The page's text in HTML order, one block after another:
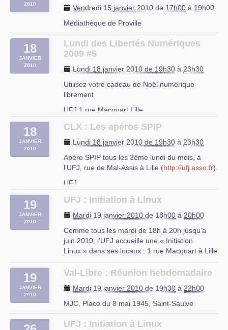
2010
Vendredi 15 janvier 2010 de 17h00 à 19h00
Médiathèque de Proville
18
JANVIER
2010
Lundi des Libertés Numériques
2009 #5
Lundi 18 janvier 2010 de 19h30 à 23h30
Utilisez votre cadeau de Noël numérique
librement
UFJ 1 rue Macquart Lille
18
JANVIER
2010
CLX : Les apéros SPIP
Lundi 18 janvier 2010 de 19h30 à 23h30
Apéro SPIP tous les 3ème lundi du mois, à
l’UFJ, rue de Mal-Assis à Lille (http://ufj.asso.fr).
UFJ
19
JANVIER
2010
UFJ : Initiation à Linux
Mardi 19 janvier 2010 de 18h00 à 20h00
Comme tous les mardi de 18h à 20h jusqu’a
juin 2010, l’UFJ accueille une « Initiation
Linux » dans ses locaux : 1 rue Macquart à Lille
– Découverte des logiciels libres
– Installation d’une distribution Linux
– Le mode console
rue du Mal Assis, Lille
19
JANVIER
2010
Val-Libre : Réunion hebdomadaire
Mardi 19 janvier 2010 de 19h30 à 22h00
MJC, Place du 8 mai 1945, Saint-Saulve
UFJ : Initiation à Linux